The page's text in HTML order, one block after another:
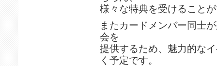
様々な特典を受けること
またカードメンバー同士
会を
提供するため、魅力的な
く予定です。